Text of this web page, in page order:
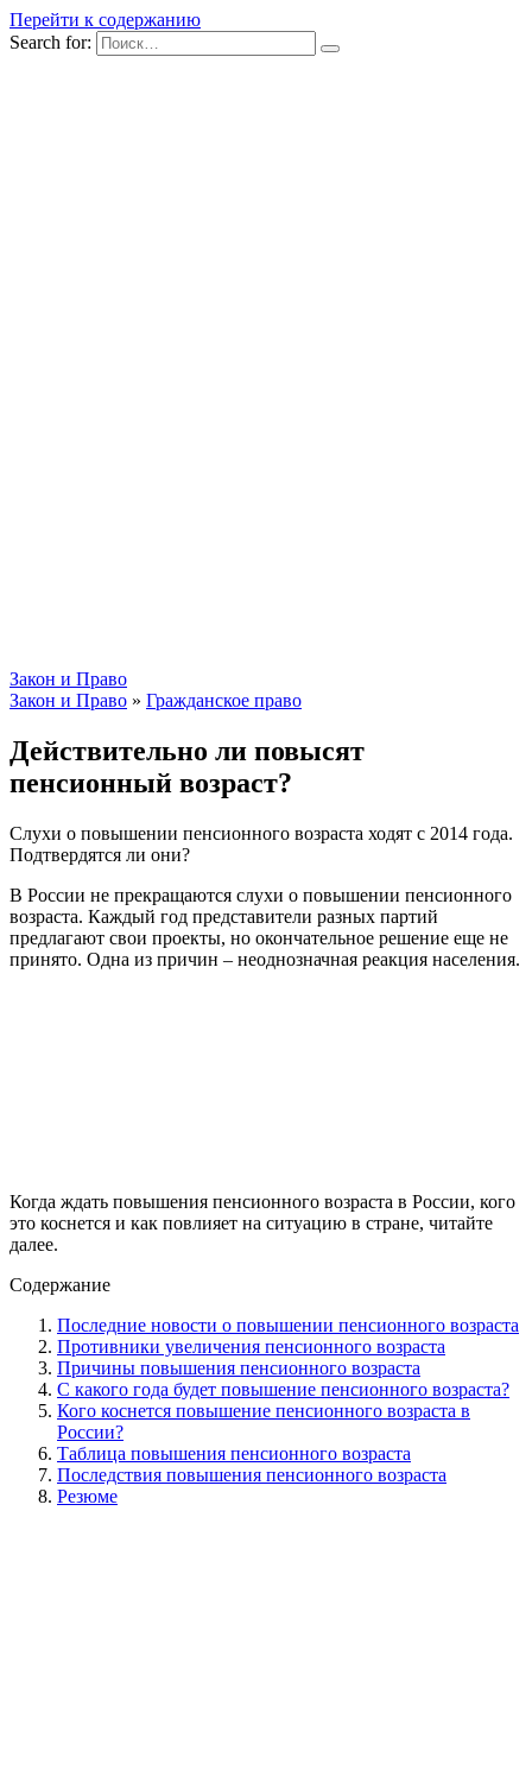
Перейти к содержанию
Search for:
Закон и Право
Закон и Право » Гражданское право
Действительно ли повысят
пенсионный возраст?
Слухи о повышении пенсионного возраста ходят с 2014 года.
Подтвердятся ли они?
В России не прекращаются слухи о повышении пенсионного
возраста. Каждый год представители разных партий
предлагают свои проекты, но окончательное решение еще не
принято. Одна из причин – неоднозначная реакция населения.
Когда ждать повышения пенсионного возраста в России, кого
это коснется и как повлияет на ситуацию в стране, читайте
далее.
Содержание
Последние новости о повышении пенсионного возраста
Противники увеличения пенсионного возраста
Причины повышения пенсионного возраста
С какого года будет повышение пенсионного возраста?
Кого коснется повышение пенсионного возраста в
России?
Таблица повышения пенсионного возраста
Последствия повышения пенсионного возраста
Резюме